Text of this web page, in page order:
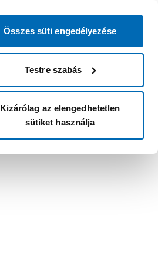
Összes süti engedélyezése
Testre szabás
Kizárólag az elengedhetetlen
sütiket használja